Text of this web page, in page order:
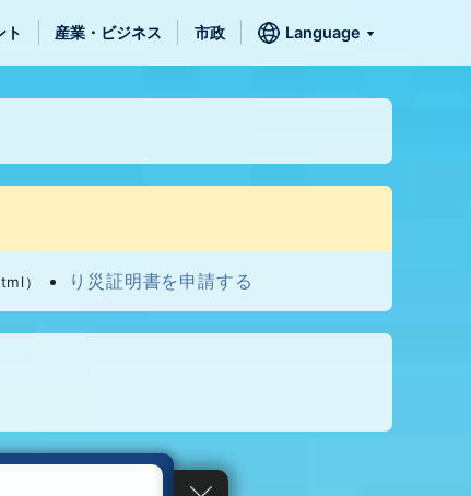
ト 産業・ビジネス 市政 Language
） り災証明書を申請する